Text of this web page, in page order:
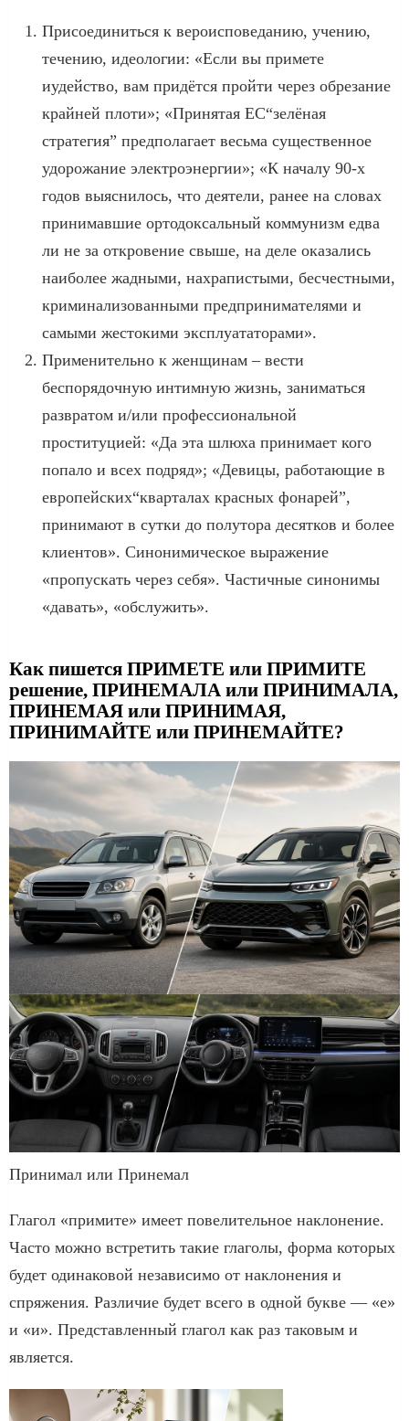
Присоединиться к вероисповеданию, учению,
течению, идеологии: «Если вы примете
иудейство, вам придётся пройти через обрезание
крайней плоти»; «Принятая ЕС“зелёная
стратегия” предполагает весьма существенное
удорожание электроэнергии»; «К началу 90-х
годов выяснилось, что деятели, ранее на словах
принимавшие ортодоксальный коммунизм едва
ли не за откровение свыше, на деле оказались
наиболее жадными, нахрапистыми, бесчестными,
криминализованными предпринимателями и
самыми жестокими эксплуататорами».
Применительно к женщинам – вести
беспорядочную интимную жизнь, заниматься
развратом и/или профессиональной
проституцией: «Да эта шлюха принимает кого
попало и всех подряд»; «Девицы, работающие в
европейских“кварталах красных фонарей”,
принимают в сутки до полутора десятков и более
клиентов». Синонимическое выражение
«пропускать через себя». Частичные синонимы
«давать», «обслужить».
Как пишется ПРИМЕТЕ или ПРИМИТЕ
решение, ПРИНЕМАЛА или ПРИНИМАЛА,
ПРИНЕМАЯ или ПРИНИМАЯ,
ПРИНИМАЙТЕ или ПРИНЕМАЙТЕ?
Принимал или Принемал
Глагол «примите» имеет повелительное наклонение.
Часто можно встретить такие глаголы, форма которых
будет одинаковой независимо от наклонения и
спряжения. Различие будет всего в одной букве — «е»
и «и». Представленный глагол как раз таковым и
является.